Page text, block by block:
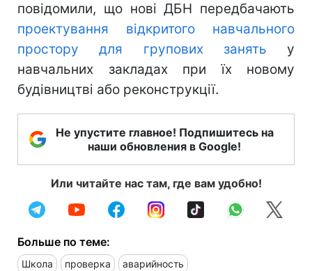
повідомили, що нові ДБН передбачають
проектування відкритого навчального
простору для групових занять у
навчальних закладах при їх новому
будівництві або реконструкції.
Не упустите главное! Подпишитесь на
наши обновления в Google!
Или читайте нас там, где вам удобно!
Больше по теме:
Школа проверка аварийность